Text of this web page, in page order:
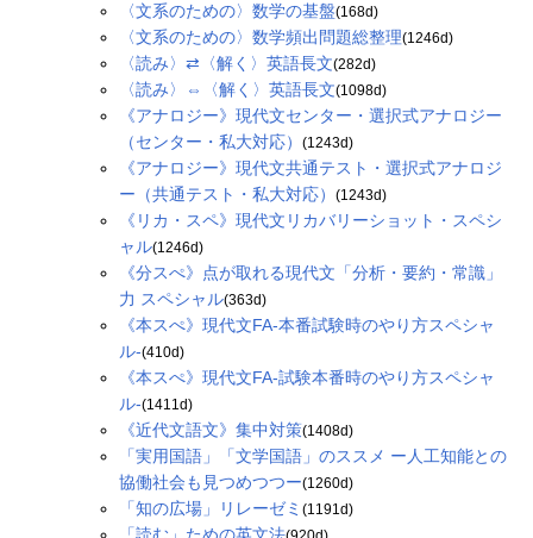
〈文系のための〉数学の基盤(168d)
〈文系のための〉数学頻出問題総整理(1246d)
〈読み〉⇄〈解く〉英語長文(282d)
〈読み〉⇔〈解く〉英語長文(1098d)
《アナロジー》現代文センター・選択式アナロジー
（センター・私大対応）
(1243d)
《アナロジー》現代文共通テスト・選択式アナロジ
ー（共通テスト・私大対応）
(1243d)
《リカ・スペ》現代文リカバリーショット・スペシ
ャル(1246d)
《分スぺ》点が取れる現代文「分析・要約・常識」
力 スペシャル(363d)
《本スぺ》現代文FA-本番試験時のやり方スペシャ
ル-(410d)
《本スぺ》現代文FA-試験本番時のやり方スペシャ
ル-(1411d)
《近代文語文》集中対策(1408d)
「実用国語」「文学国語」のススメ ー人工知能との
協働社会も見つめつつー(1260d)
「知の広場」リレーゼミ (1191d)